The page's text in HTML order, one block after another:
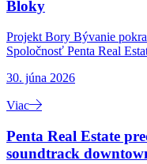
Bloky
Projekt Bory Bývanie
Spoločnosť Penta Real
30. júna 2026
Viac
Penta Real Estate
soundtrack